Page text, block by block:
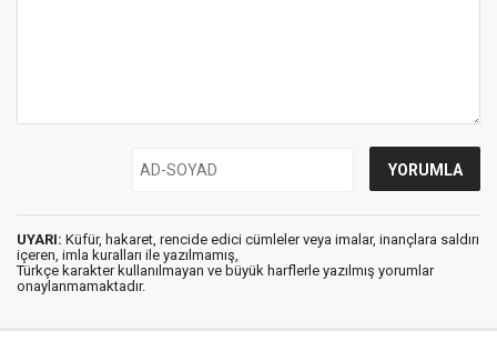
UYARI: Küfür, hakaret, rencide edici cümleler veya imalar, inançlara saldırı
içeren, imla kuralları ile yazılmamış,
Türkçe karakter kullanılmayan ve büyük harflerle yazılmış yorumlar
onaylanmamaktadır.